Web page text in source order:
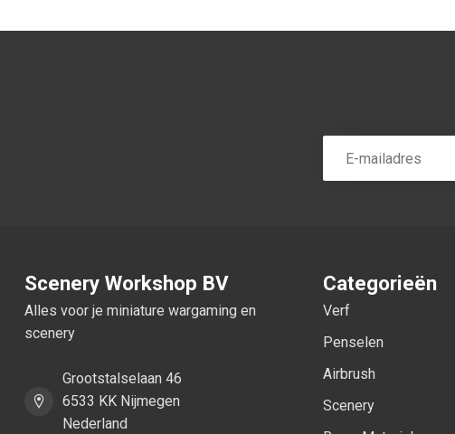
Scenery Workshop BV
Alles voor je miniature wargaming en
scenery
Grootstalselaan 46
6533 KK Nijmegen
Nederland
Categorieën
Verf
Penselen
Airbrush
Scenery